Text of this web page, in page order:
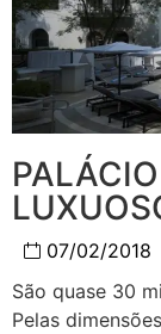
07/02/2018
São quase 30
Pelas